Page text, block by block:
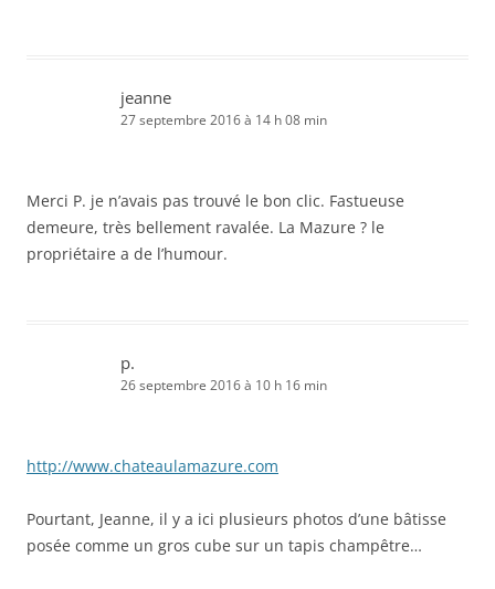
jeanne
27 septembre 2016 à 14 h 08 min
Merci P. je n’avais pas trouvé le bon clic. Fastueuse
demeure, très bellement ravalée. La Mazure ? le
propriétaire a de l’humour.
p.
26 septembre 2016 à 10 h 16 min
http://www.chateaulamazure.com
Pourtant, Jeanne, il y a ici plusieurs photos d’une bâtisse
posée comme un gros cube sur un tapis champêtre…